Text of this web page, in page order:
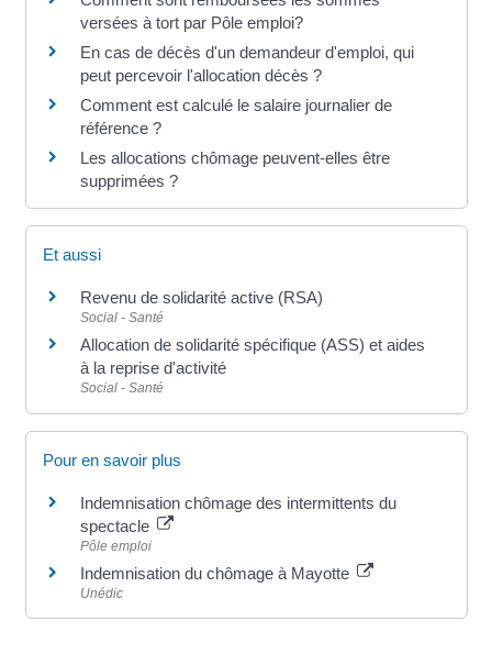
versées à tort par Pôle emploi?
En cas de décès d'un demandeur d'emploi, qui
peut percevoir l'allocation décès ?
Comment est calculé le salaire journalier de
référence ?
Les allocations chômage peuvent-elles être
supprimées ?
Et aussi
Revenu de solidarité active (RSA)
Social - Santé
Allocation de solidarité spécifique (ASS) et aides
à la reprise d'activité
Social - Santé
Pour en savoir plus
Indemnisation chômage des intermittents du
spectacle
Pôle emploi
Indemnisation du chômage à Mayotte
Unédic